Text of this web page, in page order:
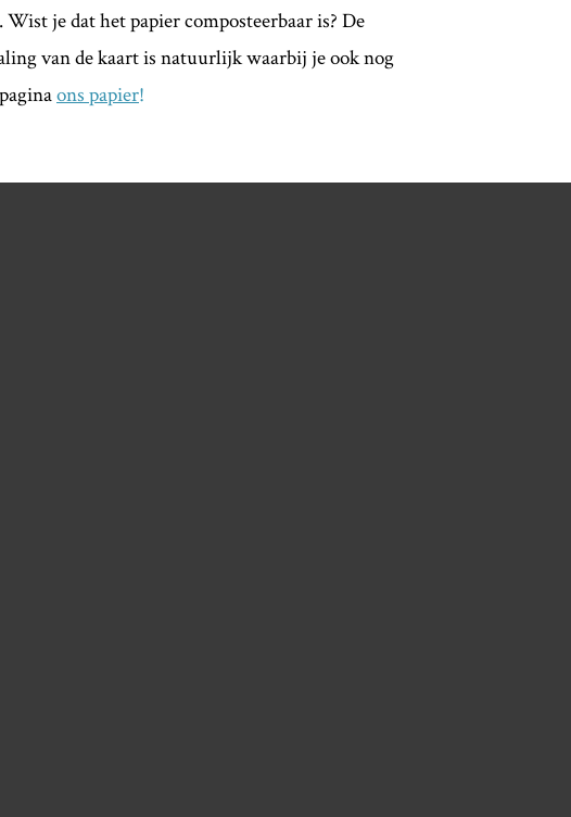
je dat het papier composteerbaar is? De
van de kaart is natuurlijk waarbij je ook nog
ons papier!